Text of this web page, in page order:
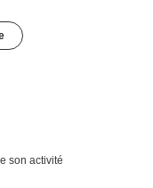
son activité